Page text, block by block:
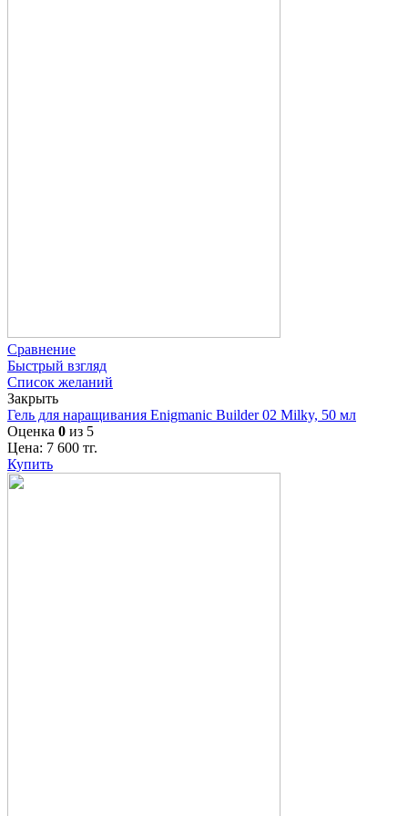
Сравнение
Быстрый взгляд
Список желаний
Закрыть
Гель для наращивания Enigmanic Builder 02 Milky, 50 мл
Оценка 0 из 5
Цена: 7 600 тг.
Купить